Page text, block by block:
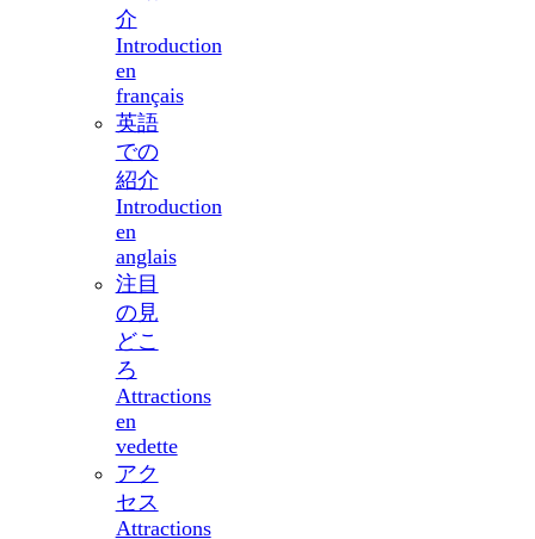
介
Introduction
en
français
英語
での
紹介
Introduction
en
anglais
注目
の見
どこ
ろ
Attractions
en
vedette
アク
セス
Attractions